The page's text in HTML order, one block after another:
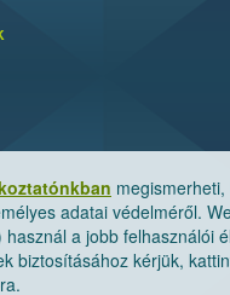
megismerheti,
adatai védelméről.
a jobb felhasználói
biztosításához kérjük,